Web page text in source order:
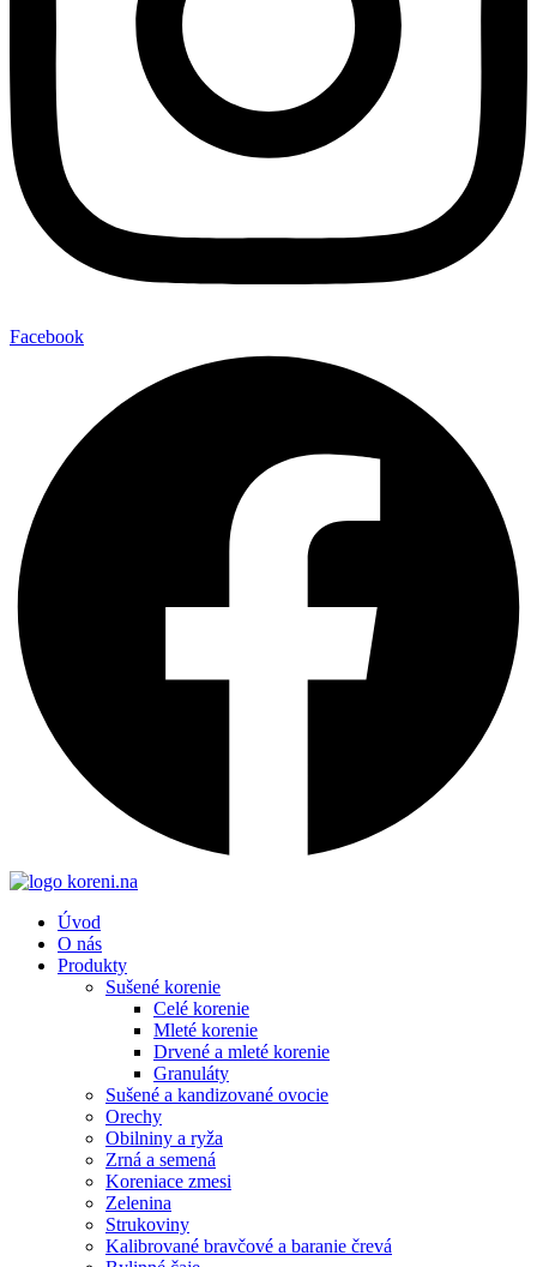
Facebook
Úvod
O nás
Produkty
Sušené korenie
Celé korenie
Mleté korenie
Drvené a mleté korenie
Granuláty
Sušené a kandizované ovocie
Orechy
Obilniny a ryža
Zrná a semená
Koreniace zmesi
Zelenina
Strukoviny
Kalibrované bravčové a baranie črevá